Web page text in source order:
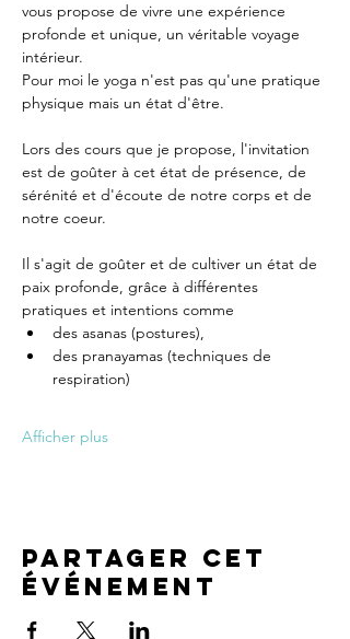
vous propose de vivre une expérience
profonde et unique, un véritable voyage
intérieur.
Pour moi le yoga n'est pas qu'une pratique
physique mais un état d'être.
Lors des cours que je propose, l'invitation
est de goûter à cet état de présence, de
sérénité et d'écoute de notre corps et de
notre coeur.
Il s'agit de goûter et de cultiver un état de
paix profonde, grâce à différentes
pratiques et intentions comme
des asanas (postures),
des pranayamas (techniques de
respiration)
Afficher plus
Partager cet
événement